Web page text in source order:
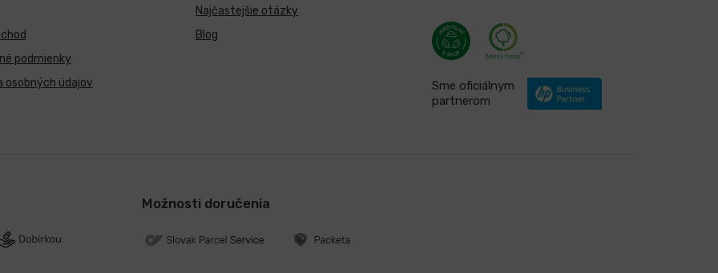
podmienky
osobných údajov
Najčastejšie otázky
Blog
Sme oficiálnym
partnerom
Možnosti doručenia